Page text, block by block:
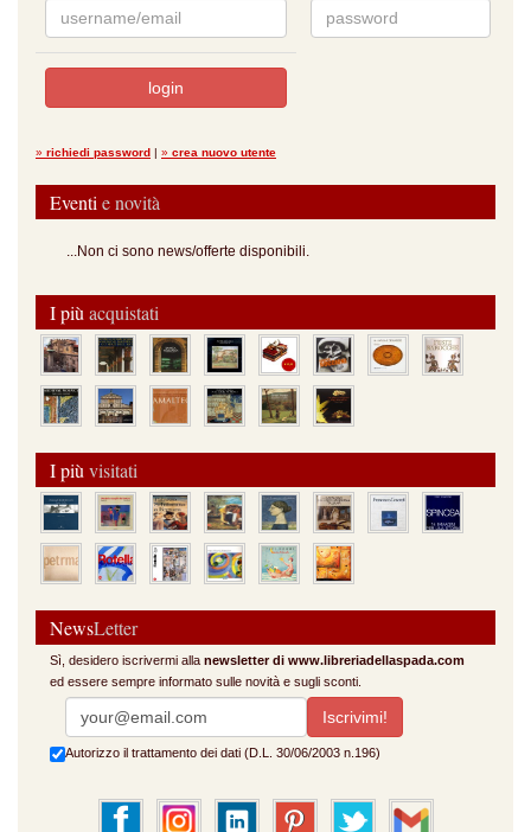
» richiedi password | » crea nuovo utente
Eventie novità
...Non ci sono news/offerte disponibili.
I piùacquistati
I piùvisitati
NewsLetter
Sì, desidero iscrivermi alla newsletter di www.libreriadellaspada.com
ed essere sempre informato sulle novità e sugli sconti.
Autorizzo il trattamento dei dati (D.L. 30/06/2003 n.196)